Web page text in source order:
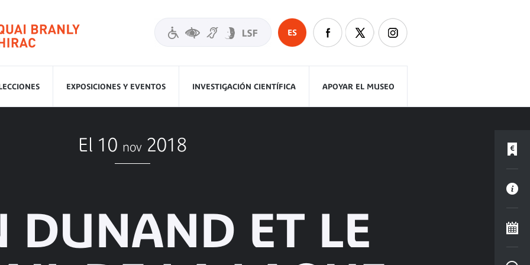
ES
EXPOSICIONES Y EVENTOS INVESTIGACIÓN CIENTÍFICA APOYAR EL MUSEO
El 10 nov 2018
DUNAND ET LE